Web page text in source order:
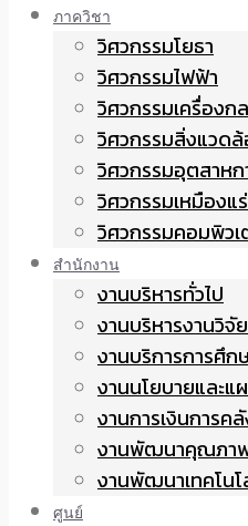
ภาควิชา
วิศวกรรมโยธา
วิศวกรรมไฟฟ้า
วิศวกรรมเครื่องกล
วิศวกรรมสิ่งแวด
วิศวกรรมอุตสาหก
วิศวกรรมเหมืองแ
วิศวกรรมคอมพิวเ
สำนักงาน
งานบริหารทั่วไป
งานบริหารงานวิจั
งานบริการการศึก
งานนโยบายและ
งานการเงินการค
งานพัฒนาคุณภา
งานพัฒนาเทคโน
ศูนย์